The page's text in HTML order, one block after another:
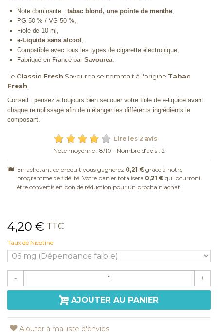
Note dominante : tabac blond, une pointe de menthe,
PG 50 % / VG 50 %,
Fiole de 10 ml,
e-Liquide sans alcool ,
Compatible avec tous les types de cigarette électronique,
Fabriqué en France par Savourea.
Le Classic Fresh Savourea se nommait à l'origine Tabac
Fresh.
Conseil : pensez à toujours bien secouer votre fiole de e-liquide avant
chaque remplissage afin de mélanger les différents ingrédients le
composant.
Lire les 2 avis
Note moyenne : 8/10 - Nombre d'avis : 2
En achetant ce produit vous gagnerez 0,21 € grâce à notre
programme de fidélité. Votre panier totalisera 0,21 € qui pourront
être convertis en bon de réduction pour un prochain achat.
4,20 € TTC
Taux de Nicotine
- +
AJOUTER AU PANIER
Ajouter à ma liste d'envies